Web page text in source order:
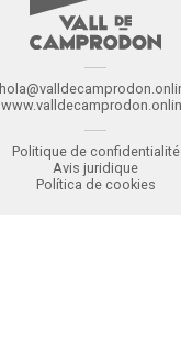
Politique de confidentialité
Avis juridique
Política de cookies